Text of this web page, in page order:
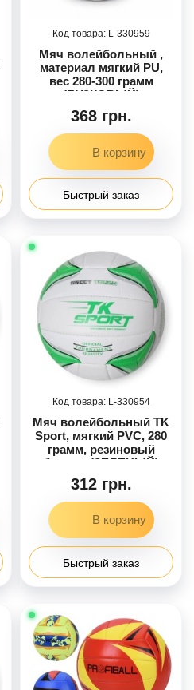
330959
Мяч волейбольный ,
материал мягкий PU,
вес 280-300 грамм
(БУЗКОВЫЙ)
368 грн.
Быстрый заказ
330954
Мяч волейбольный TK
Sport, мягкий PVC, 280
грамм, резиновый
баллон (ЗЕЛЕНЫЙ)
312 грн.
Быстрый заказ